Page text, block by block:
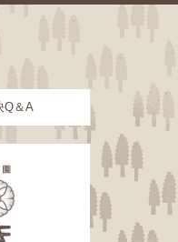
Q＆A